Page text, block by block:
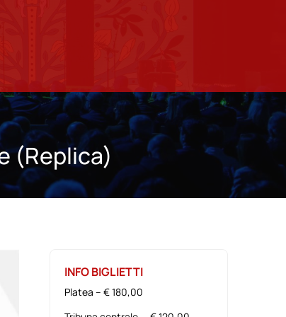
(Replica)
INFO BIGLIETTI
Platea – € 180,00